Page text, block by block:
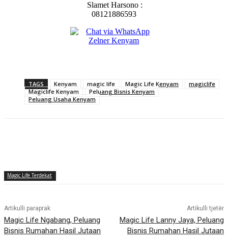
Slamet Harsono :
08121886593
TAGS Kenyam magic life Magic Life Kenyam
magiclife
Magiclife Kenyam
Peluang Bisnis Kenyam
Peluang Usaha Kenyam
Magic Life Terdekat
Artikulli paraprak
Magic Life Ngabang, Peluang
Bisnis Rumahan Hasil Jutaan
Artikulli tjetër
Magic Life Lanny Jaya, Peluang
Bisnis Rumahan Hasil Jutaan